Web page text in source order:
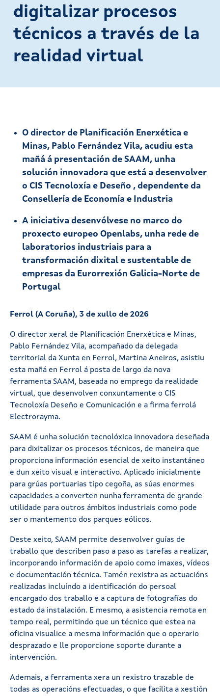
digitalizar procesos
técnicos a través de la
realidad virtual
O director de Planificación Enerxética e
Minas, Pablo Fernández Vila, acudiu esta
mañá á presentación de SAAM, unha
solución innovadora que está a desenvolver
o CIS Tecnoloxía e Deseño , dependente da
Consellería de Economía e Industria
A iniciativa desenvólvese no marco do
proxecto europeo Openlabs, unha rede de
laboratorios industriais para a
transformación dixital e sustentable de
empresas da Eurorrexión Galicia-Norte de
Portugal
Ferrol (A Coruña), 3 de xullo de 2026
O director xeral de Planificación Enerxética e Minas,
Pablo Fernández Vila, acompañado da delegada
territorial da Xunta en Ferrol, Martina Aneiros, asistiu
esta mañá en Ferrol á posta de largo da nova
ferramenta SAAM, baseada no emprego da realidade
virtual, que desenvolven conxuntamente o CIS
Tecnoloxía Deseño e Comunicación e a firma ferrolá
Electrorayma.
SAAM é unha solución tecnolóxica innovadora deseñada
para dixitalizar os procesos técnicos, de maneira que
proporciona información esencial de xeito instantáneo
e dun xeito visual e interactivo. Aplicado inicialmente
para grúas portuarias tipo cegoña, as súas enormes
capacidades a converten nunha ferramenta de grande
utilidade para outros ámbitos industriais como pode
ser o mantemento dos parques eólicos.
Deste xeito, SAAM permite desenvolver guías de
traballo que describen paso a paso as tarefas a realizar,
incorporando información de apoio como imaxes, vídeos
e documentación técnica. Tamén rexistra as actuacións
realizadas incluíndo a identificación do persoal
encargado dos traballo e a captura de fotografías do
estado da instalación. E mesmo, a asistencia remota en
tempo real, permitindo que un técnico que estea na
oficina visualice a mesma información que o operario
desprazado e lle proporcione soporte durante a
intervención.
Ademais, a ferramenta xera un rexistro trazable de
todas as operacións efectuadas, o que facilita a xestión